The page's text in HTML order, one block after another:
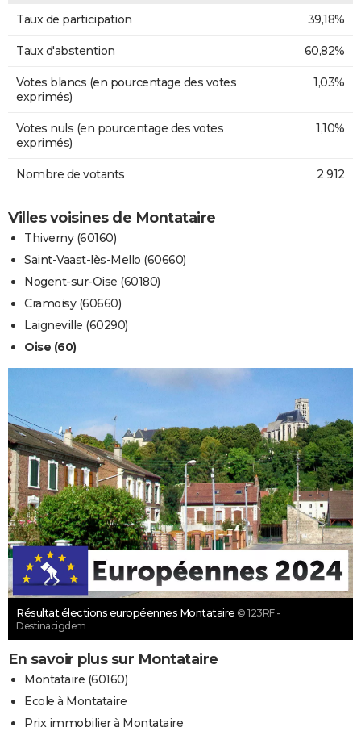
Taux de participation 39,18%
Taux d'abstention 60,82%
Votes blancs (en pourcentage des votes
exprimés)
1,03%
Votes nuls (en pourcentage des votes
exprimés)
1,10%
Nombre de votants 2 912
Villes voisines de Montataire
Thiverny (60160)
Saint-Vaast-lès-Mello (60660)
Nogent-sur-Oise (60180)
Cramoisy (60660)
Laigneville (60290)
Oise (60)
Résultat élections européennes Montataire © 123RF -
Destinacigdem
En savoir plus sur Montataire
Montataire (60160)
Ecole à Montataire
Prix immobilier à Montataire